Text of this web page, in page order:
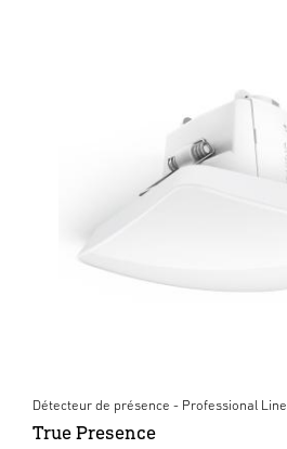
Détecteur de présence - Professional Line
True Presence